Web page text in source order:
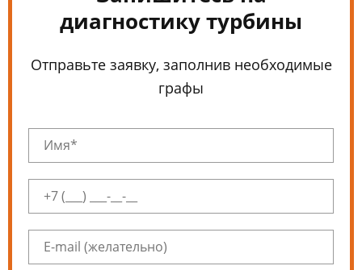
диагностику турбины
Отправьте заявку, заполнив необходимые
графы